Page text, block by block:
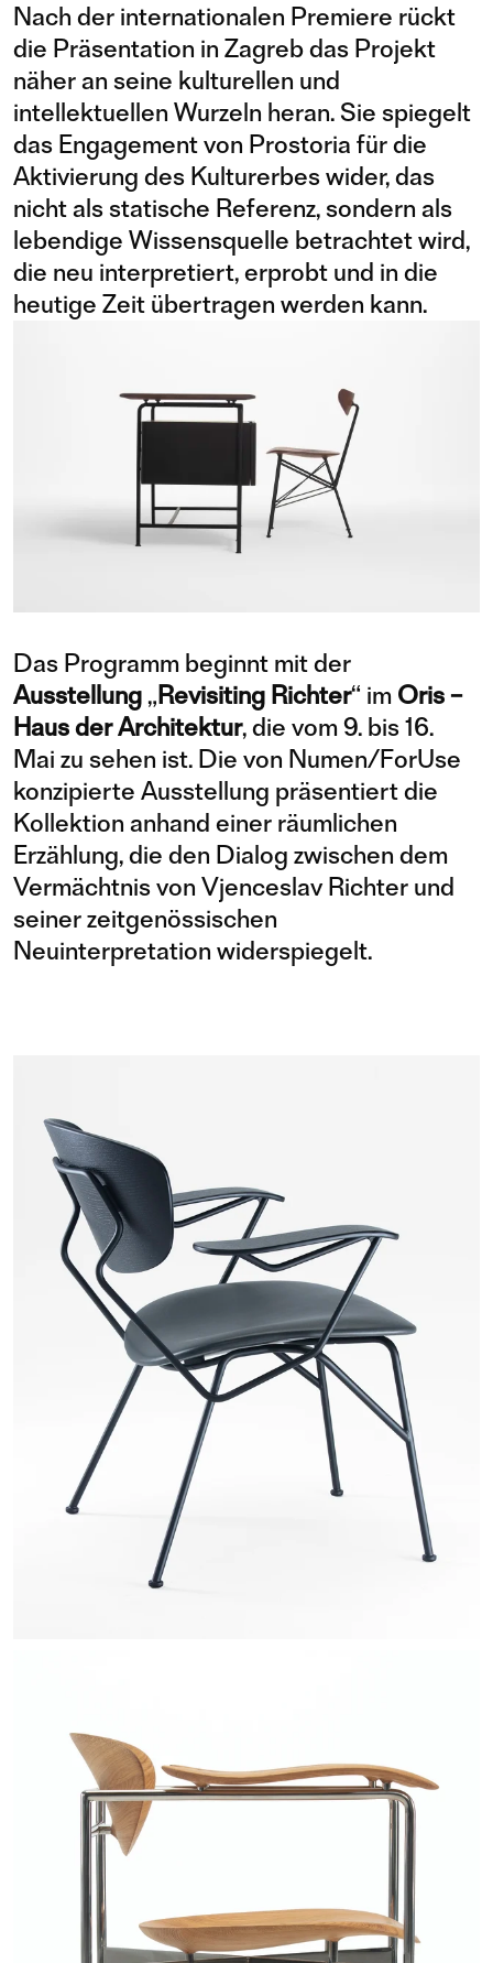
Nach der internationalen Premiere rückt
die Präsentation in Zagreb das Projekt
näher an seine kulturellen und
intellektuellen Wurzeln heran. Sie spiegelt
das Engagement von Prostoria für die
Aktivierung des Kulturerbes wider, das
nicht als statische Referenz, sondern als
lebendige Wissensquelle betrachtet wird,
die neu interpretiert, erprobt und in die
heutige Zeit übertragen werden kann.
Das Programm beginnt mit der
Ausstellung„ Revisiting Richter“ im Oris –
Haus der Architektur, die vom 9. bis 16.
Mai zu sehen ist. Die von Numen/ForUse
konzipierte Ausstellung präsentiert die
Kollektion anhand einer räumlichen
Erzählung, die den Dialog zwischen dem
Vermächtnis von Vjenceslav Richter und
seiner zeitgenössischen
Neuinterpretation widerspiegelt.